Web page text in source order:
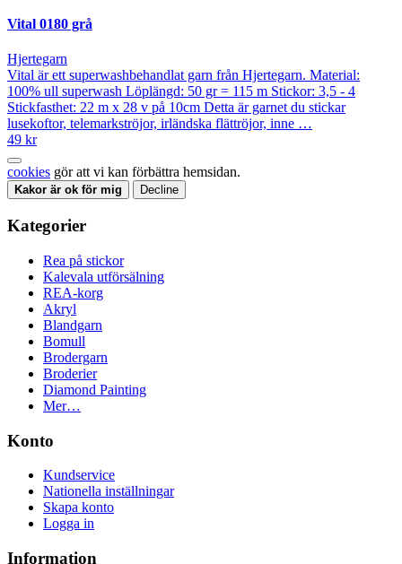
Vital 0180 grå
Hjertegarn
Vital är ett superwashbehandlat garn från Hjertegarn. Material:
100% ull superwash Löplängd: 50 gr = 115 m Stickor: 3,5 - 4
Stickfasthet: 22 m x 28 v på 10cm Detta är garnet du stickar
lusekoftor, telemarkströjor, irländska flättröjor, inne …
49 kr
cookies gör att vi kan förbättra hemsidan.
Kakor är ok för mig Decline
Kategorier
Rea på stickor
Kalevala utförsälning
REA-korg
Akryl
Blandgarn
Bomull
Brodergarn
Broderier
Diamond Painting
Mer…
Konto
Kundservice
Nationella inställningar
Skapa konto
Logga in
Information